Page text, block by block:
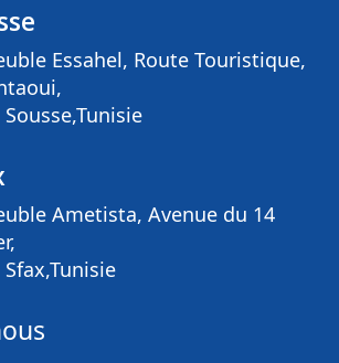
Essahel, Route Touristique,
Sousse,Tunisie
Ametista, Avenue du 14
Sfax,Tunisie